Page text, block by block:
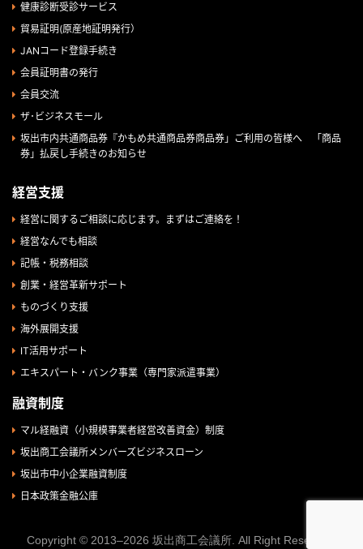
健康診断受診サービス
貿易証明(原産地証明発行）
JANコード登録手続き
会員証明書の発行
会員交流
ザ･ビジネスモール
坂出市内共通商品券『かもめ共通商品券商品券」ご利用の皆様へ 「商品
券」払戻し手続きのお知らせ
経営支援
経営に関するご相談に応じます。まずはご連絡を！
経営なんでも相談
記帳・税務相談
創業・経営革新サポート
ものづくり支援
海外展開支援
IT活用サポート
エキスパート・バンク事業（専門家派遣事業）
融資制度
マル経融資（小規模事業者経営改善資金）制度
坂出商工会議所メンバーズビジネスローン
坂出市中小企業融資制度
日本政策金融公庫
Copyright © 2013–2026 坂出商工会議所. All Right Reserved.